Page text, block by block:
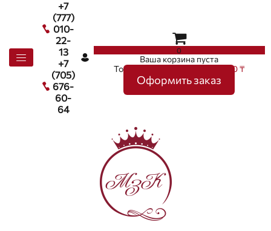
+7
(777)
010-
22-
13
+7
(705)
676-
60-
64
0
Ваша корзина пуста
Товаров в корзине
на сумму0 ₸
Оформить заказ